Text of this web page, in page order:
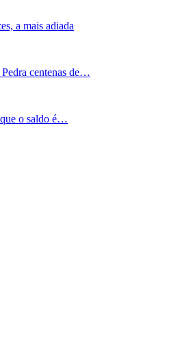
a mais adiada
centenas de…
que o saldo é…